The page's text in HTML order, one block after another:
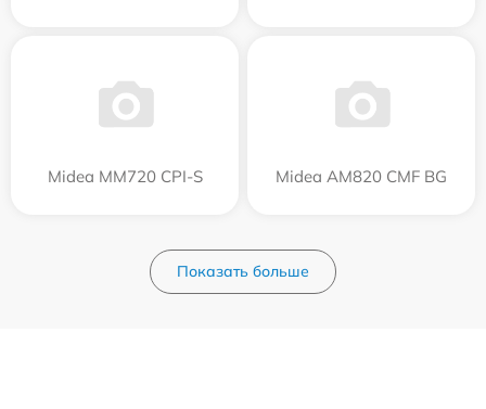
Midea MM720 CPI-S Midea AM820 CMF BG
Показать больше